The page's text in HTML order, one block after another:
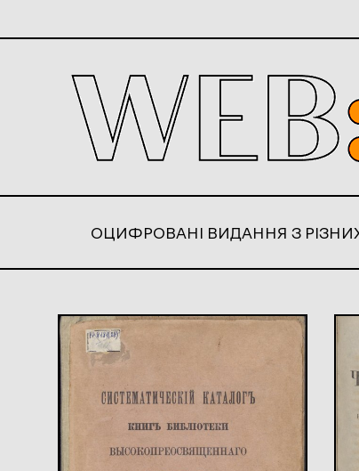
ОЦИФРОВАНІ ВИДАННЯ З